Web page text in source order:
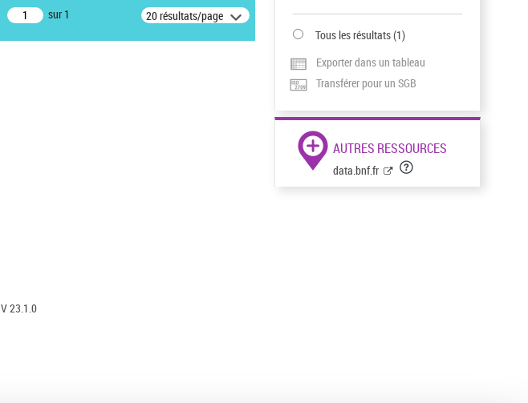
sur 1 20 résultats/page
Tous les résultats(1)
Exporter dans un tableau
Transférer pour un SGB
AUTRES RESSOURCES
data.bnf.fr
V 23.1.0